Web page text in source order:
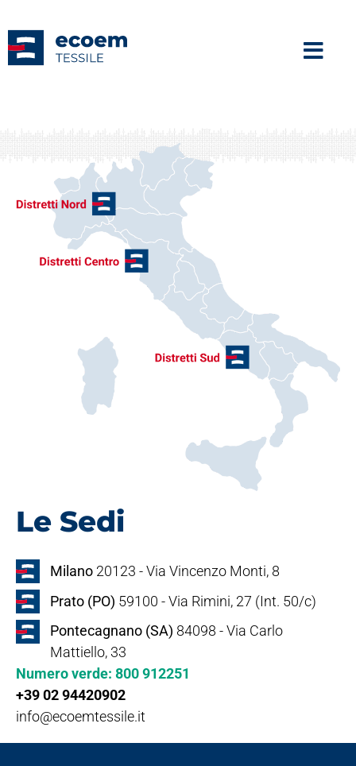
Le Sedi
Milano20123 - Via Vincenzo Monti, 8
Prato (PO) 59100 - Via Rimini, 27 (Int. 50/c)
Pontecagnano (SA) 84098 - Via Carlo
Mattiello, 33
Numero verde: 800 912251
+39 02 94420902
info@ecoemtessile.it